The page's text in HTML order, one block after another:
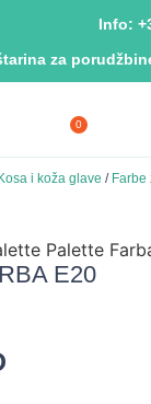
za
Info:
0
Kosa i koža glave / Farbe
E20